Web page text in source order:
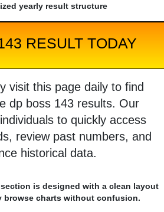
yearly result structure
RESULT TODAY
visit this page daily to find
dp boss 143 results. Our
to quickly access
review past numbers, and
historical data.
is designed with a clean layout
browse charts without confusion.